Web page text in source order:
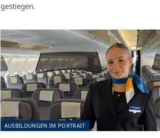
gestiegen.
AUSBILDUNGEN IM PORTRAIT